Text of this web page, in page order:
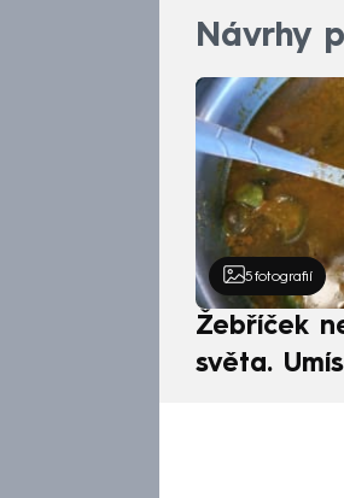
Návrhy
5 fotografií
Žebříček
světa.